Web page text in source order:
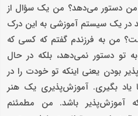
من دستور می‌دهد؟ من یک سؤال از
در یک سیستم آموزشی به این درک
من به فرزندم گفتم که کسی که
تو دستور نمی‌دهد، بلکه در حال
بودن یعنی اینکه تو خودت را در
بگیری. آموزش‌پذیری یک هنر
آموزش‌پذیر باشد. من مطمئنم